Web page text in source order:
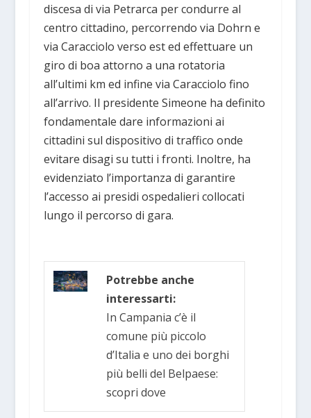
discesa di via Petrarca per condurre al
centro cittadino, percorrendo via Dohrn e
via Caracciolo verso est ed effettuare un
giro di boa attorno a una rotatoria
all’ultimi km ed infine via Caracciolo fino
all’arrivo. Il presidente Simeone ha definito
fondamentale dare informazioni ai
cittadini sul dispositivo di traffico onde
evitare disagi su tutti i fronti. Inoltre, ha
evidenziato l’importanza di garantire
l’accesso ai presidi ospedalieri collocati
lungo il percorso di gara.
Potrebbe anche
interessarti:
In Campania c’è il
comune più piccolo
d’Italia e uno dei borghi
più belli del Belpaese:
scopri dove